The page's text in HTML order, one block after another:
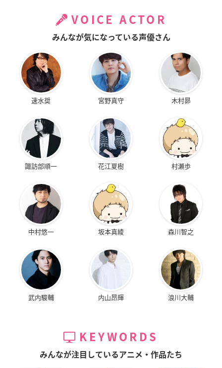
VOICE ACTOR
みんなが気になっている声優さん
速水奨 宮野真守 木村昴
諏訪部順一 花江夏樹 村瀬歩
中村悠一 坂本真綾 森川智之
武内駿輔 内山昂輝 浪川大輔
KEYWORDS
みんなが注目しているアニメ・作品たち